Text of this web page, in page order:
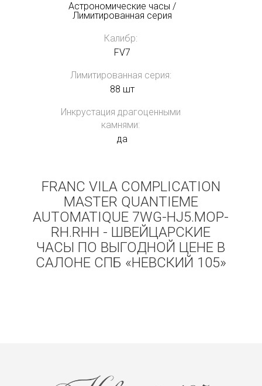
Астрономические часы /
Лимитированная серия
Калибр:
FV7
Лимитированная серия:
88 шт
Инкрустация драгоценными
камнями:
да
FRANC VILA COMPLICATION
MASTER QUANTIEME
AUTOMATIQUE 7WG-HJ5.MOP-
RH.RHH - ШВЕЙЦАРСКИЕ
ЧАСЫ ПО ВЫГОДНОЙ ЦЕНЕ В
САЛОНЕ СПБ «НЕВСКИЙ 105»